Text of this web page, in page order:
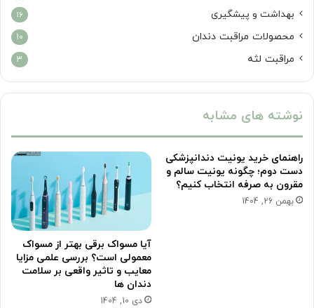
بهداشت و پیشگیری 16
محصولات مراقبت دندان 10
مراقبت لثه 3
نوشته های مشابه
راهنمای خرید یونیت دندانپزشکی
دست دوم؛ چگونه یونیت سالم و
مقرون به صرفه انتخاب کنیم؟
بهمن 26, 1404
آیا مسواک برقی بهتر از مسواک
معمولی است؟ بررسی علمی مزایا
معایب و تاثیر واقعی بر سلامت
دندان ها
دی 10, 1404